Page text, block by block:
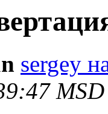
sergey
MSD